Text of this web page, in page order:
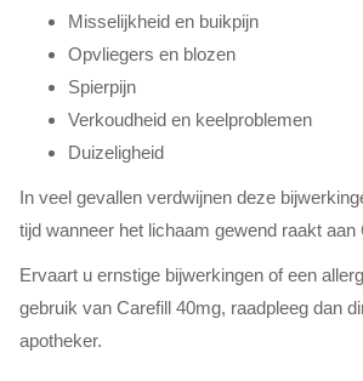
Misselijkheid en buikpijn
Opvliegers en blozen
Spierpijn
Verkoudheid en keelproblemen
Duizeligheid
In veel gevallen verdwijnen deze
tijd wanneer het lichaam gewend raakt aan
Ervaart u ernstige bijwerkingen of een
gebruik van Carefill 40mg, raadpleeg dan
apotheker.